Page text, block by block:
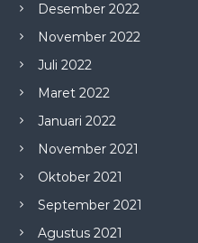
Desember 2022
November 2022
Juli 2022
Maret 2022
Januari 2022
November 2021
Oktober 2021
September 2021
Agustus 2021